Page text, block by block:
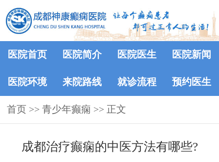
医院首页 医院简介 医院医生 医院新闻
医院环境 来院路线 就诊流程 预约医生
首页 >> 青少年癫痫 >> 正文
成都治疗癫痫的中医方法有哪些?